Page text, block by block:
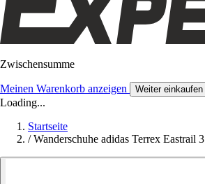
Zwischensumme
Meinen Warenkorb anzeigen Weiter einkaufen
Loading...
Startseite
/ Wanderschuhe adidas Terrex Eastrail 3